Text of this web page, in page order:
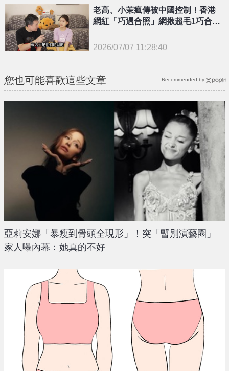
老高、小茉瘋傳被中國控制！香港
網紅「巧遇合照」網揪超毛1巧合：
2026/07/07 11:28:40
您也可能喜歡這些文章
亞莉安娜「暴瘦到骨頭全現形」！突「暫別演藝圈」
家人曝內幕：她真的不好
Recommended by